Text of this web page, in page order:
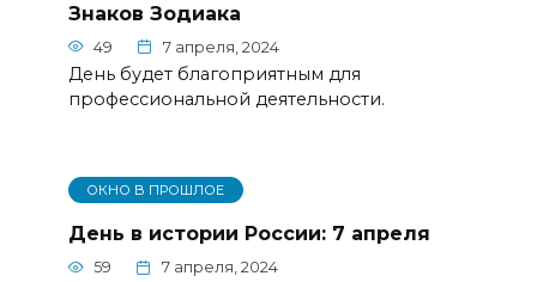
Знаков Зодиака
49 7 апреля, 2024
День будет благоприятным для
профессиональной деятельности.
ОКНО В ПРОШЛОЕ
День в истории России: 7 апреля
59 7 апреля, 2024